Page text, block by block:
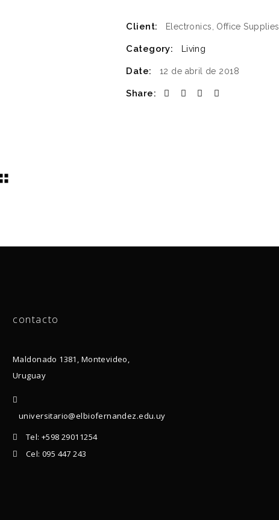
Client: Electronics, Office Supplies
Category: Living
Date: 12 de abril de 2018
Share:
contacto
Maldonado 1381, Montevideo,
Uruguay
universitario@elbiofernandez.edu.uy
Tel: +598 29011254
Cel: 095 447 243